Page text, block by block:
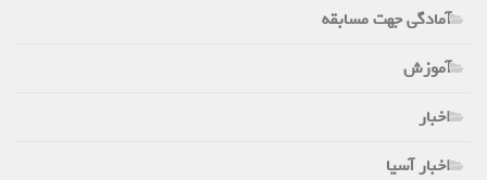
آمادگی جهت مسابقه
آموزش
اخبار
اخبار آسیا